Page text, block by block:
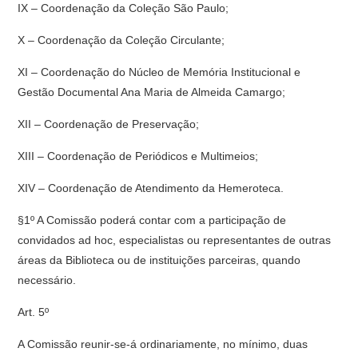
IX – Coordenação da Coleção São Paulo;
X – Coordenação da Coleção Circulante;
XI – Coordenação do Núcleo de Memória Institucional e
Gestão Documental Ana Maria de Almeida Camargo;
XII – Coordenação de Preservação;
XIII – Coordenação de Periódicos e Multimeios;
XIV – Coordenação de Atendimento da Hemeroteca.
§1º A Comissão poderá contar com a participação de
convidados ad hoc, especialistas ou representantes de outras
áreas da Biblioteca ou de instituições parceiras, quando
necessário.
Art. 5º
A Comissão reunir-se-á ordinariamente, no mínimo, duas